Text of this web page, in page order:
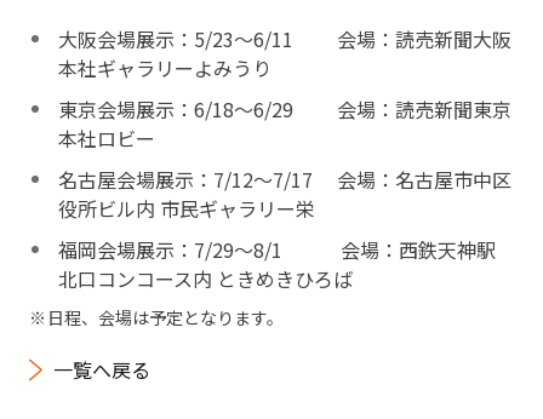
大阪会場展示：5/23～6/11 会場：読売新聞大阪
本社ギャラリーよみうり
東京会場展示：6/18～6/29 会場：読売新聞東京
本社ロビー
名古屋会場展示：7/12～7/17 会場：名古屋市中区
役所ビル内 市民ギャラリー栄
福岡会場展示：7/29～8/1 会場：西鉄天神駅
北口コンコース内 ときめきひろば
日程、会場は予定となります。
一覧へ戻る